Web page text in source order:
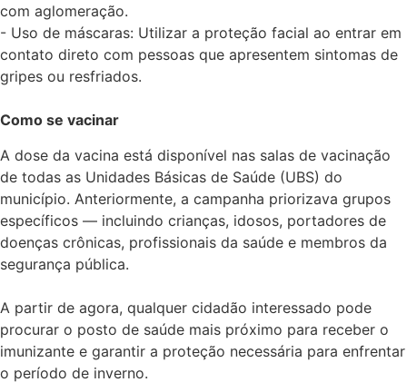
com aglomeração.
​- Uso de máscaras: Utilizar a proteção facial ao entrar em
contato direto com pessoas que apresentem sintomas de
gripes ou resfriados.
Como se vacinar
​A dose da vacina está disponível nas salas de vacinação
de todas as Unidades Básicas de Saúde (UBS) do
município. Anteriormente, a campanha priorizava grupos
específicos — incluindo crianças, idosos, portadores de
doenças crônicas, profissionais da saúde e membros da
segurança pública.
A partir de agora, qualquer cidadão interessado pode
procurar o posto de saúde mais próximo para receber o
imunizante e garantir a proteção necessária para enfrentar
o período de inverno.